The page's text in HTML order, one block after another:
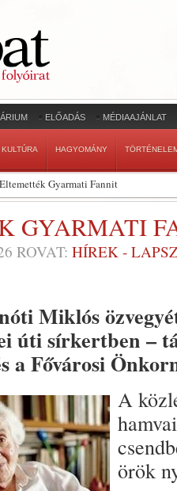
ELŐADÁS MÉDIAAJÁNLAT
KULTÚRA HAGYOMÁNY
Eltemették Gyarmati Fannit
GYARMATI
ROVAT: HÍREK -
Miklós
úti sírkertben –
a Fővárosi
A
örök